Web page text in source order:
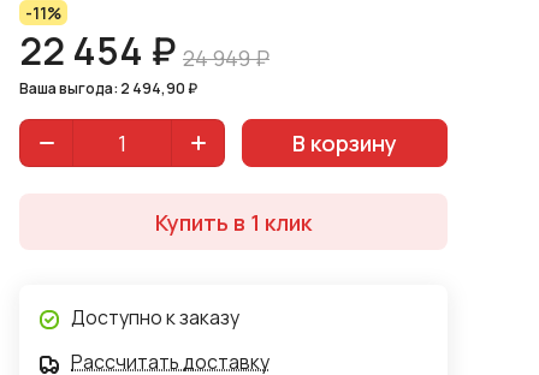
выдвижных ящиков и открытой ниши. Все ящики на
шариковых направляющих. В комплекте ручки
"Ракушки".
-11%
22 454 ₽ 24 949 ₽
Ваша выгода: 2 494,90 ₽
В корзину
Купить в 1 клик
Доступно к заказу
Рассчитать доставку